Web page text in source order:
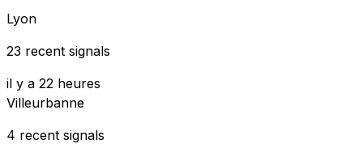
Lyon
23 recent signals
il y a 22 heures
Villeurbanne
4 recent signals